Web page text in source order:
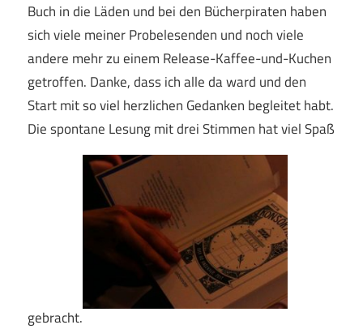
Buch in die Läden und bei den Bücherpiraten haben
sich viele meiner Probelesenden und noch viele
andere mehr zu einem Release-Kaffee-und-Kuchen
getroffen. Danke, dass ich alle da ward und den
Start mit so viel herzlichen Gedanken begleitet habt.
Die spontane Lesung mit drei Stimmen hat viel Spaß
gebracht.